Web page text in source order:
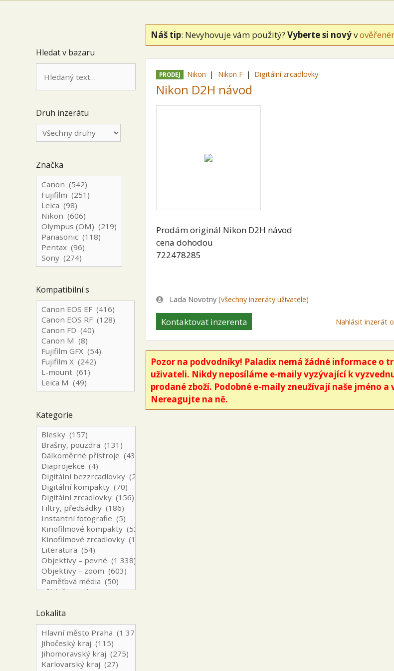
Náš tip: Nevyhovuje vám použitý? Vyberte si novýv
PRODEJ Nikon Nikon F Digitální zrcadlovky
Nikon D2H návod
Prodám originál Nikon D2H návod
cena dohodou
722478285
Zadavatel
Lada Novotny (všechny inzeráty uživatele)
Kontaktovat inzerenta Nahlásit inzerát
Pozor na podvodníky! Paladix nemá žádné informace o
uživateli. Nikdy neposíláme e-maily vyzývající k
prodané zboží. Podobné e-maily zneužívají naše jméno a
Nereagujte na ně.
Hledat v bazaru
Druh inzerátu
Značka
Kompatibilní s
Kategorie
Lokalita